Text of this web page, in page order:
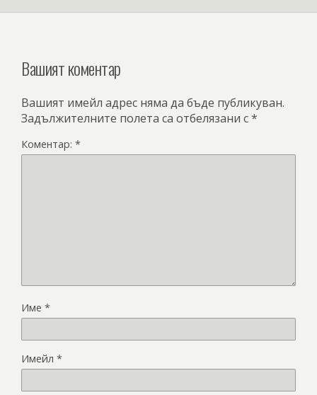
Вашият коментар
Вашият имейл адрес няма да бъде публикуван.
Задължителните полета са отбелязани с*
Коментар: *
Име *
Имейл *